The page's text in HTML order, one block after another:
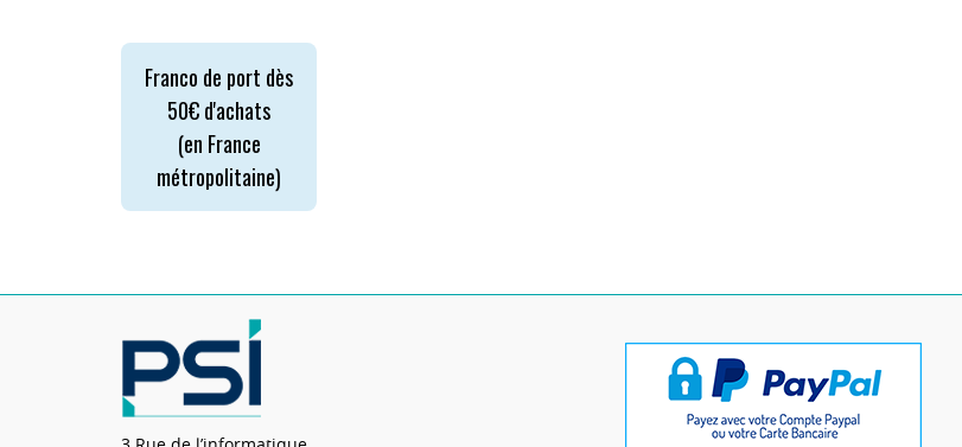
Franco de port dès
50€ d'achats
(en France
métropolitaine)